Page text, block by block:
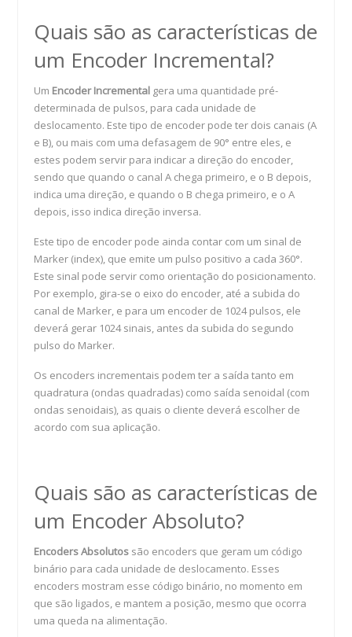
Quais são as características de
um Encoder Incremental?
Um Encoder Incremental gera uma quantidade pré-
determinada de pulsos, para cada unidade de
deslocamento. Este tipo de encoder pode ter dois canais (A
e B), ou mais com uma defasagem de 90° entre eles, e
estes podem servir para indicar a direção do encoder,
sendo que quando o canal A chega primeiro, e o B depois,
indica uma direção, e quando o B chega primeiro, e o A
depois, isso indica direção inversa.
Este tipo de encoder pode ainda contar com um sinal de
Marker (index), que emite um pulso positivo a cada 360°.
Este sinal pode servir como orientação do posicionamento.
Por exemplo, gira-se o eixo do encoder, até a subida do
canal de Marker, e para um encoder de 1024 pulsos, ele
deverá gerar 1024 sinais, antes da subida do segundo
pulso do Marker.
Os encoders incrementais podem ter a saída tanto em
quadratura (ondas quadradas) como saída senoidal (com
ondas senoidais), as quais o cliente deverá escolher de
acordo com sua aplicação.
Quais são as características de
um Encoder Absoluto?
Encoders Absolutos são encoders que geram um código
binário para cada unidade de deslocamento. Esses
encoders mostram esse código binário, no momento em
que são ligados, e mantem a posição, mesmo que ocorra
uma queda na alimentação.